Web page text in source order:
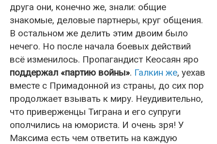
друга они, конечно же, знали: общие
знакомые, деловые партнеры, круг общения.
В остальном же делить этим двоим было
нечего. Но после начала боевых действий
всё изменилось. Пропагандист Кеосаян яро
поддержал «партию войны». Галкин же, уехав
вместе с Примадонной из страны, до сих пор
продолжает взывать к миру. Неудивительно,
что приверженцы Тиграна и его супруги
ополчились на юмориста. И очень зря! У
Максима есть чем ответить на каждую